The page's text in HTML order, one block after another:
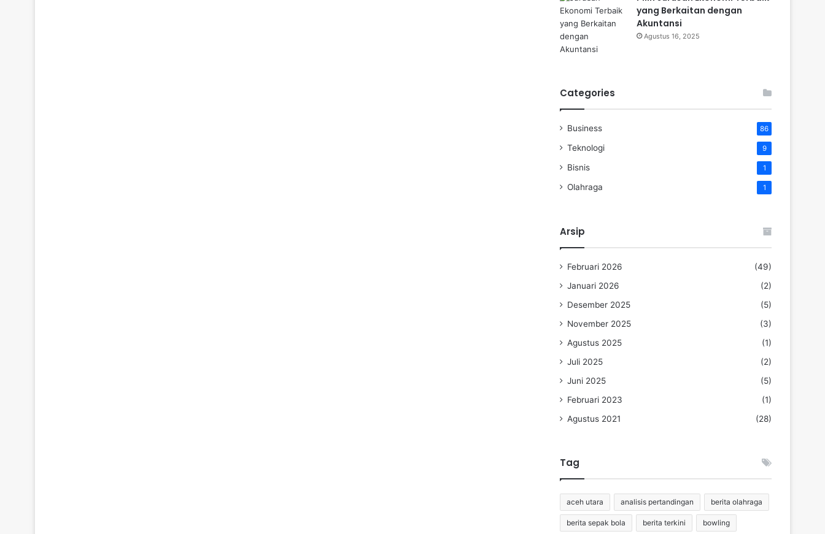
yang Berkaitan dengan
Akuntansi
Agustus 16, 2025
Categories
Business 86
Teknologi 9
Bisnis 1
Olahraga 1
Arsip
Februari 2026
(49)
Januari 2026
(2)
Desember 2025
(5)
November 2025
(3)
Agustus 2025
(1)
Juli 2025
(2)
Juni 2025
(5)
Februari 2023
(1)
Agustus 2021
(28)
Tag
aceh utara analisis pertandingan berita olahraga
berita sepak bola berita terkini bowling